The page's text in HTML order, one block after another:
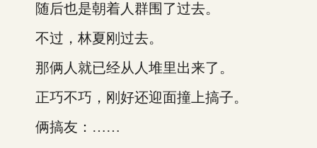
随后也是朝着人群围了过去。
不过，林夏刚过去。
那俩人就已经从人堆里出来了。
正巧不巧，刚好还迎面撞上搞子。
俩搞友：……